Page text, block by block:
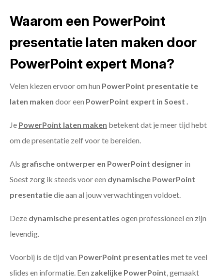
Waarom een PowerPoint
presentatie laten maken door
PowerPoint expert Mona?
Velen kiezen ervoor om hun PowerPoint presentatie te
laten maken door een PowerPoint expert in Soest .
Je PowerPoint laten maken betekent dat je meer tijd hebt
om de presentatie zelf voor te bereiden.
Als grafische ontwerper en PowerPoint designer in
Soest zorg ik steeds voor een dynamische PowerPoint
presentatiedie aan al jouw verwachtingen voldoet.
Deze dynamische presentaties ogen professioneel en zijn
levendig.
Voorbij is de tijd van PowerPoint presentaties met te veel
slides en informatie. Een zakelijke PowerPoint, gemaakt